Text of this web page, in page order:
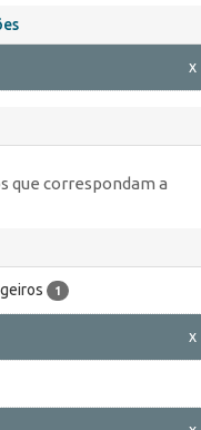
x
que correspondam a
1
x